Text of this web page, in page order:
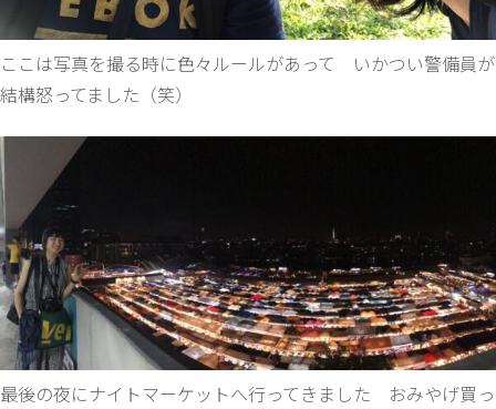
ここは写真を撮る時に色々ルールがあって いかつい警備員が
結構怒ってました（笑）
最後の夜にナイトマーケットへ行ってきました おみやげ買っ